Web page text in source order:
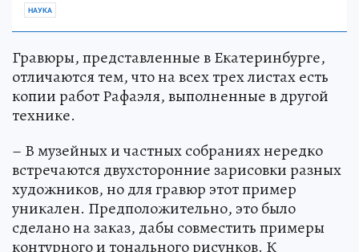
НАУКА
Гравюры, представленные в Екатеринбурге,
отличаются тем, что на всех трех листах есть
копии работ Рафаэля, выполненные в другой
технике.
– В музейных и частных собраниях нередко
встречаются двухсторонние зарисовки разных
художников, но для гравюр этот пример
уникален. Предположительно, это было
сделано на заказ, дабы совместить примеры
контурного и тонального рисунков. К